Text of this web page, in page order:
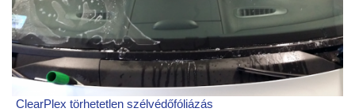
ClearPlex törhetetlen szélvédőfóliázás